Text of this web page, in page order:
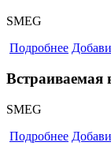
SMEG
Подробнее
Встраиваемая
SMEG
Подробнее